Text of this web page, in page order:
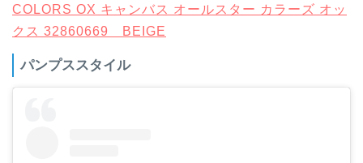
COLORS OX キャンバス オールスター カラーズ オッ
クス 32860669 BEIGE
パンプススタイル